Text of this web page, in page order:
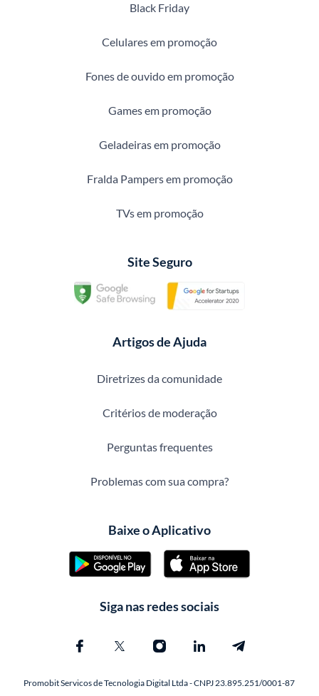
Black Friday
Celulares em promoção
Fones de ouvido em promoção
Games em promoção
Geladeiras em promoção
Fralda Pampers em promoção
TVs em promoção
Site Seguro
Artigos de Ajuda
Diretrizes da comunidade
Critérios de moderação
Perguntas frequentes
Problemas com sua compra?
Baixe o Aplicativo
Siga nas redes sociais
Promobit Servicos de Tecnologia Digital Ltda - CNPJ 23.895.251/0001-87